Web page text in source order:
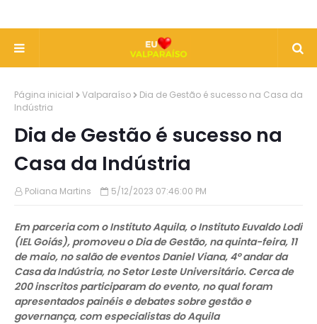
Página inicial Valparaíso
Dia de Gestão é sucesso na Casa da
Indústria
Dia de Gestão é sucesso na
Casa da Indústria
Poliana Martins 5/12/2023 07:46:00 PM
Em parceria com o Instituto Aquila, o Instituto Euvaldo Lodi
(IEL Goiás), promoveu o Dia de Gestão, na quinta-feira, 11
de maio, no salão de eventos Daniel Viana, 4º andar da
Casa da Indústria, no Setor Leste Universitário. Cerca de
200 inscritos participaram do evento, no qual foram
apresentados painéis e debates sobre gestão e
governança, com especialistas do Aquila